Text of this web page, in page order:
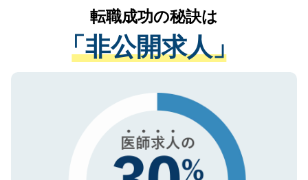
は、個人情報の取り扱いについての厳密な
管理基準を満たした事業者のみに付与され
る、プライバシーマークを取得済みです。
で、機密保持に関してもご安心ください。
かがいして、現在の医療機関の状況や紹介
経験をまじえながら、適切なアドバイスを
させていただきます。すぐにご転職をされ
ない方には、長期的なサポートが可能です
ので、まずはご登録ください。
転職成功の秘訣は
「非公開求人」